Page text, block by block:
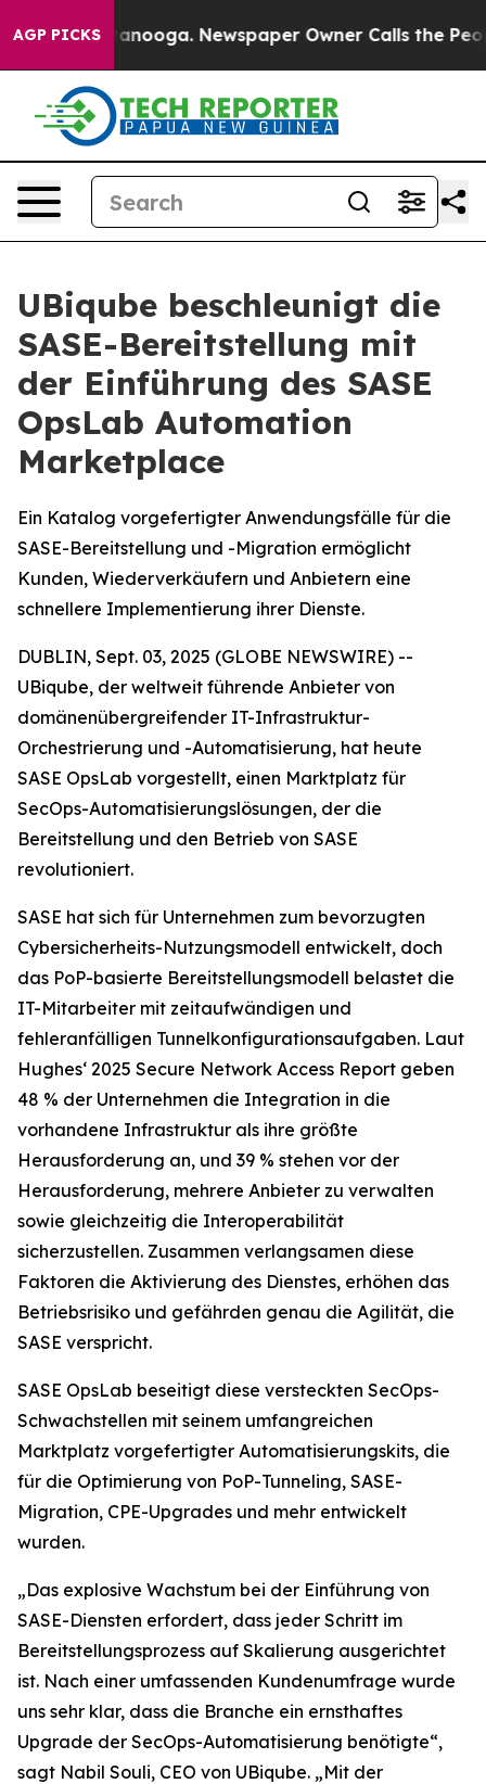
AGP PICKS
in Chattanooga. Newspaper Owner Calls the
UBiqube beschleunigt die
SASE-Bereitstellung mit
der Einführung des SASE
OpsLab Automation
Marketplace
Ein Katalog vorgefertigter Anwendungsfälle für die
SASE-Bereitstellung und -Migration ermöglicht
Kunden, Wiederverkäufern und Anbietern eine
schnellere Implementierung ihrer Dienste.
DUBLIN, Sept. 03, 2025 (GLOBE NEWSWIRE) --
UBiqube, der weltweit führende Anbieter von
domänenübergreifender IT-Infrastruktur-
Orchestrierung und -Automatisierung, hat heute
SASE OpsLab vorgestellt, einen Marktplatz für
SecOps-Automatisierungslösungen, der die
Bereitstellung und den Betrieb von SASE
revolutioniert.
SASE hat sich für Unternehmen zum bevorzugten
Cybersicherheits-Nutzungsmodell entwickelt, doch
das PoP-basierte Bereitstellungsmodell belastet die
IT-Mitarbeiter mit zeitaufwändigen und
fehleranfälligen Tunnelkonfigurationsaufgaben. Laut
Hughes‘ 2025 Secure Network Access Report geben
48 % der Unternehmen die Integration in die
vorhandene Infrastruktur als ihre größte
Herausforderung an, und 39 % stehen vor der
Herausforderung, mehrere Anbieter zu verwalten
sowie gleichzeitig die Interoperabilität
sicherzustellen. Zusammen verlangsamen diese
Faktoren die Aktivierung des Dienstes, erhöhen das
Betriebsrisiko und gefährden genau die Agilität, die
SASE verspricht.
SASE OpsLab beseitigt diese versteckten SecOps-
Schwachstellen mit seinem umfangreichen
Marktplatz vorgefertigter Automatisierungskits, die
für die Optimierung von PoP-Tunneling, SASE-
Migration, CPE-Upgrades und mehr entwickelt
wurden.
„Das explosive Wachstum bei der Einführung von
SASE-Diensten erfordert, dass jeder Schritt im
Bereitstellungsprozess auf Skalierung ausgerichtet
ist. Nach einer umfassenden Kundenumfrage wurde
uns sehr klar, dass die Branche ein ernsthaftes
Upgrade der SecOps-Automatisierung benötigte“,
sagt Nabil Souli, CEO von UBiqube. „Mit der